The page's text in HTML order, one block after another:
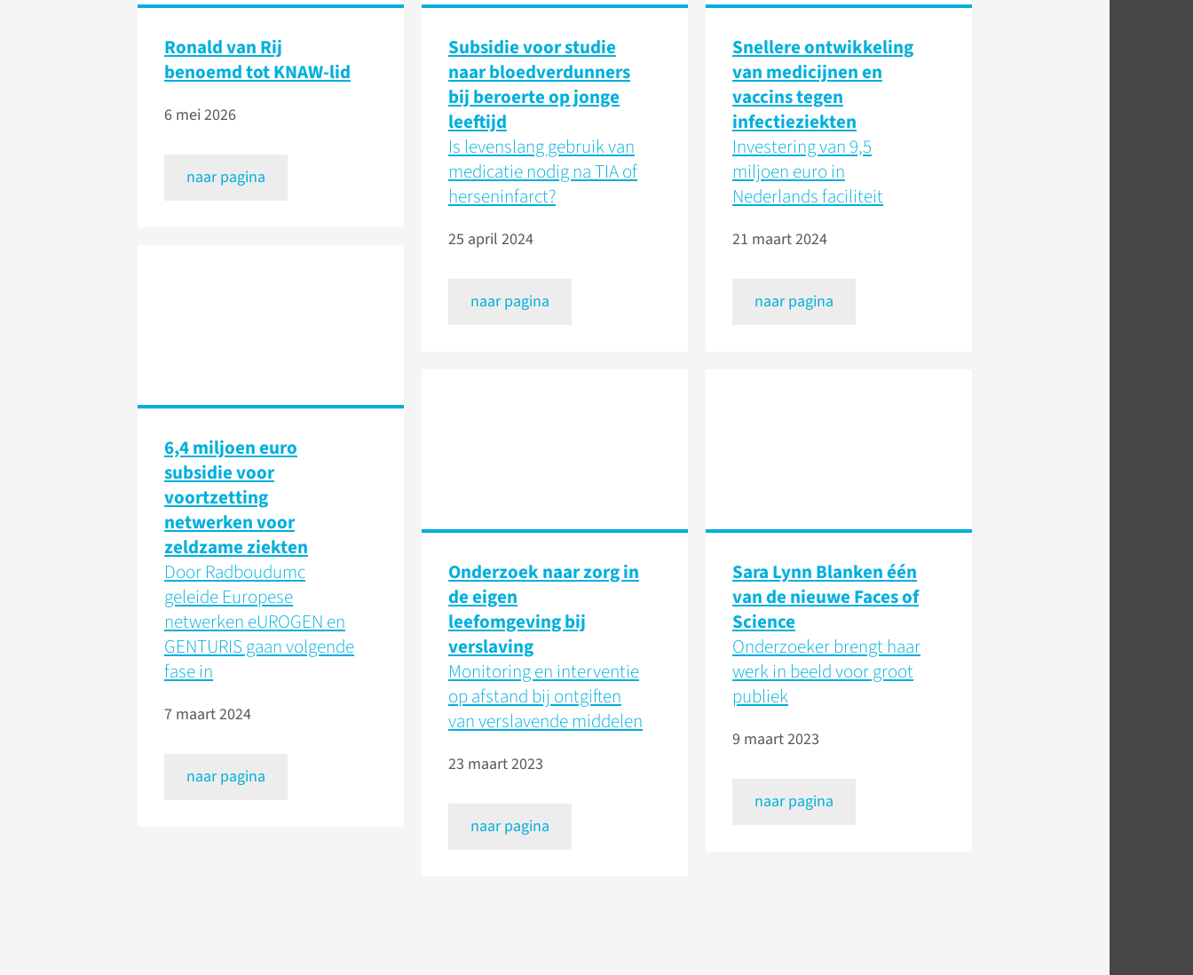
Ronald van Rij
benoemd tot KNAW-lid
6 mei 2026
naar pagina
Subsidie voor studie
naar bloedverdunners
bij beroerte op jonge
leeftijd
Is levenslang gebruik van
medicatie nodig na TIA of
herseninfarct?
25 april 2024
naar pagina
Snellere ontwikkeling
van medicijnen en
vaccins tegen
infectieziekten
Investering van 9,5
miljoen euro in
Nederlands faciliteit
21 maart 2024
naar pagina
6,4 miljoen euro
subsidie voor
voortzetting
netwerken voor
zeldzame ziekten
Door Radboudumc
geleide Europese
netwerken eUROGEN en
GENTURIS gaan volgende
fase in
7 maart 2024
naar pagina
Onderzoek naar zorg in
de eigen
leefomgeving bij
verslaving
Monitoring en interventie
op afstand bij ontgiften
van verslavende middelen
23 maart 2023
naar pagina
Sara Lynn Blanken één
van de nieuwe Faces of
Science
Onderzoeker brengt haar
werk in beeld voor groot
publiek
9 maart 2023
naar pagina